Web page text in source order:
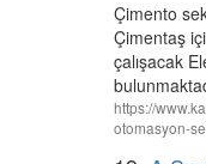
Çimento
Çimentaş
çalışacak
https://
otomasyon-